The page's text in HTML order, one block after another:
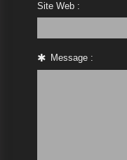
Site Web :
Message :